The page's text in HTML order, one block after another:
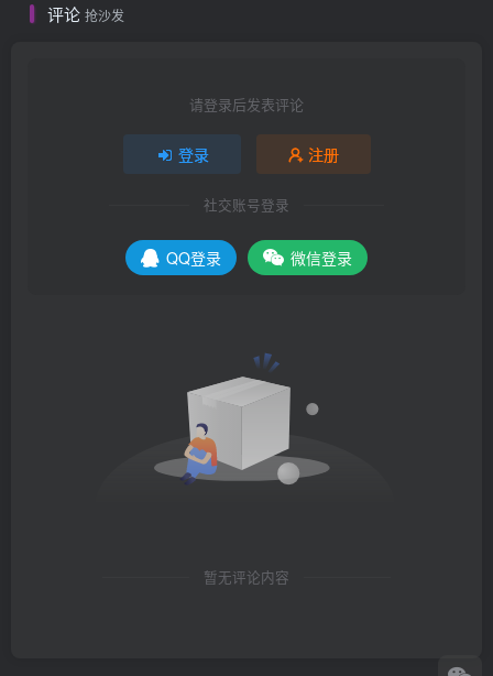
评论 抢沙发
请登录后发表评论
登录 注册
社交账号登录
QQ登录 微信登录
暂无评论内容